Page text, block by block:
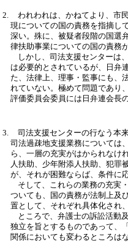
われわれは、かねてより、市
現についての国の責務を指摘し
深い。殊に、被疑者段階の国選
律扶助事業についての国の責務
しかし、司法支援センターは
は必要的とされているが、日弁
た、法律上、理事・監事にも、
れていない。極めて問題であり
評価委員会委員には日弁連会長
司法支援センターの行なう本
司法過疎地支援業務については
ら、一層の充実がはかられなけ
人扶助、少年附添人扶助、犯罪
が、それが困難ならば、条件に
そして、これらの業務の充実
ついても、国の責務が法制上及
置として、それぞれ具体化され
ところで、弁護士の訴訟活動
独立を旨とするものであって、
関係においても変わるところは